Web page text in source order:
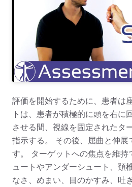
評価を開始するために、患者は
トは、患者が積極的に頭を右に
させる間、視線を固定されたタ
指示する。 その後、屈曲と伸展
す。 ターゲットへの焦点を維
ュートやアンダーシュート、頚
なさ、めまい、目のかすみ、吐